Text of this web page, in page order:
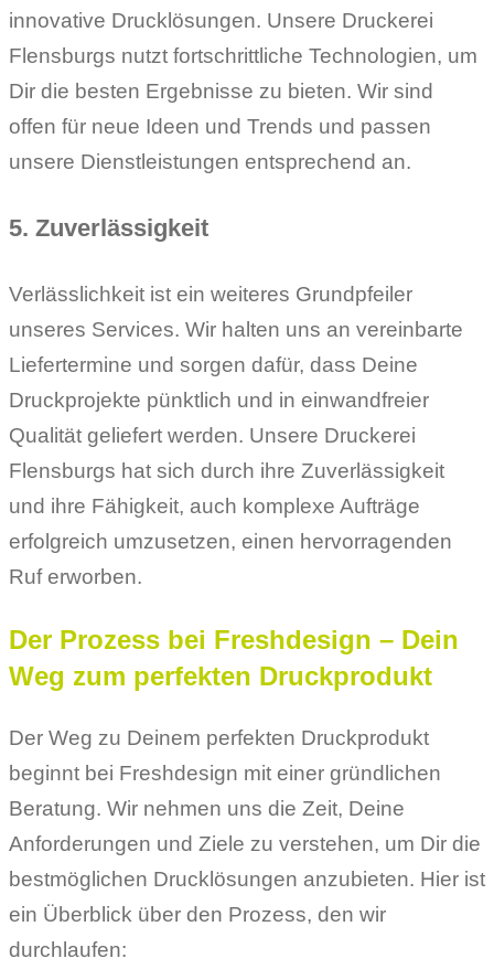
innovative Drucklösungen. Unsere Druckerei
Flensburgs nutzt fortschrittliche Technologien, um
Dir die besten Ergebnisse zu bieten. Wir sind
offen für neue Ideen und Trends und passen
unsere Dienstleistungen entsprechend an.
5. Zuverlässigkeit
Verlässlichkeit ist ein weiteres Grundpfeiler
unseres Services. Wir halten uns an vereinbarte
Liefertermine und sorgen dafür, dass Deine
Druckprojekte pünktlich und in einwandfreier
Qualität geliefert werden. Unsere Druckerei
Flensburgs hat sich durch ihre Zuverlässigkeit
und ihre Fähigkeit, auch komplexe Aufträge
erfolgreich umzusetzen, einen hervorragenden
Ruf erworben.
Der Prozess bei Freshdesign – Dein
Weg zum perfekten Druckprodukt
Der Weg zu Deinem perfekten Druckprodukt
beginnt bei Freshdesign mit einer gründlichen
Beratung. Wir nehmen uns die Zeit, Deine
Anforderungen und Ziele zu verstehen, um Dir die
bestmöglichen Drucklösungen anzubieten. Hier ist
ein Überblick über den Prozess, den wir
durchlaufen: